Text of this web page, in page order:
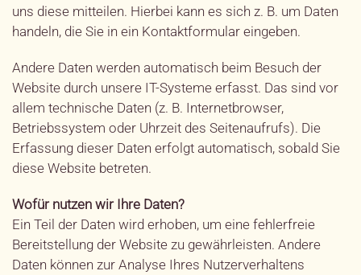
uns diese mitteilen. Hierbei kann es sich z. B. um Daten
handeln, die Sie in ein Kontaktformular eingeben.
Andere Daten werden automatisch beim Besuch der
Website durch unsere IT-Systeme erfasst. Das sind vor
allem technische Daten (z. B. Internetbrowser,
Betriebssystem oder Uhrzeit des Seitenaufrufs). Die
Erfassung dieser Daten erfolgt automatisch, sobald Sie
diese Website betreten.
Wofür nutzen wir Ihre Daten?
Ein Teil der Daten wird erhoben, um eine fehlerfreie
Bereitstellung der Website zu gewährleisten. Andere
Daten können zur Analyse Ihres Nutzerverhaltens